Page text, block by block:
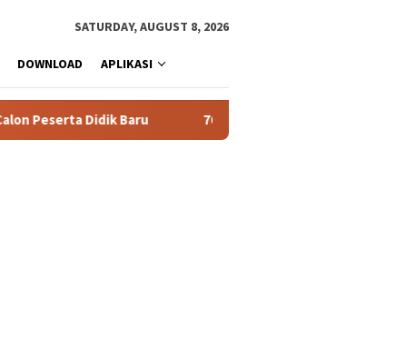
SATURDAY, AUGUST 8, 2026
DOWNLOAD APLIKASI
Didik Baru 76 Siswa SMAN 1 Tualang Lolos SNBT